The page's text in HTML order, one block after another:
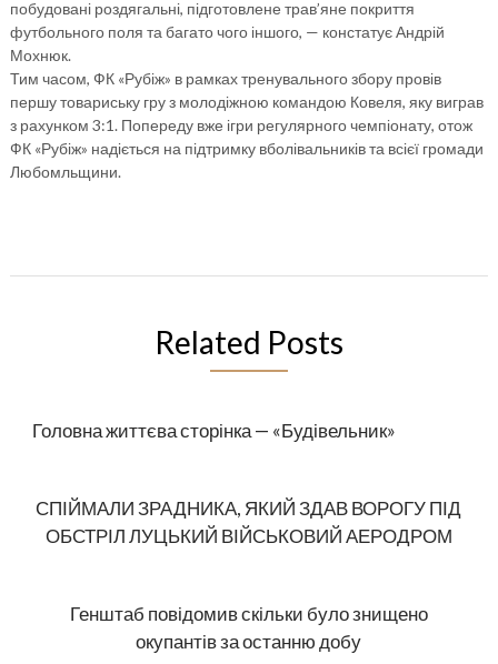
побудовані роздягальні, підготовлене трав’яне покриття
футбольного поля та багато чого іншого, — констатує Андрій
Мохнюк.
Тим часом, ФК «Рубіж» в рамках тренувального збору провів
першу товариську гру з молодіжною командою Ковеля, яку виграв
з рахунком 3:1. Попереду вже ігри регулярного чемпіонату, отож
ФК «Рубіж» надіється на підтримку вболівальників та всієї громади
Любомльщини.
Related Posts
Головна життєва сторінка — «Будівельник»
СПІЙМАЛИ ЗРАДНИКА, ЯКИЙ ЗДАВ ВОРОГУ ПІД
ОБСТРІЛ ЛУЦЬКИЙ ВІЙСЬКОВИЙ АЕРОДРОМ
Генштаб повідомив скільки було знищено
окупантів за останню добу